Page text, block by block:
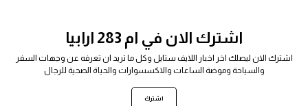
اشترك الان في ام 283 ارابيا
اشترك الان ليصلك اخر اخبار اللايف ستايل وكل ما تريد ان تعرفه عن وجهات السفر
والسياحة وموضة الساعات والاكسسوارات والحياة الصحية للرجال
اشترك